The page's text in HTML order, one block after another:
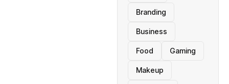
Branding
Business
Food Gaming
Makeup